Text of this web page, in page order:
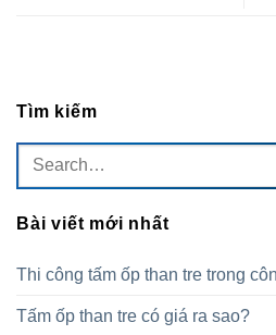
Tìm kiếm
Bài viết mới nhất
Thi công tấm ốp than tre trong
Tấm ốp than tre có giá ra sao?